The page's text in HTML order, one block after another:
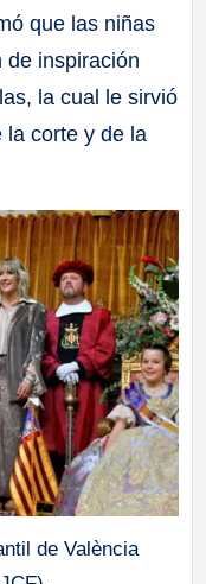
que las niñas
de inspiración
la cual le sirvió
la corte y de la
de València